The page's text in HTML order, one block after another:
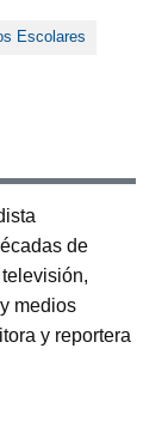
Escolares
de
medios
y reportera